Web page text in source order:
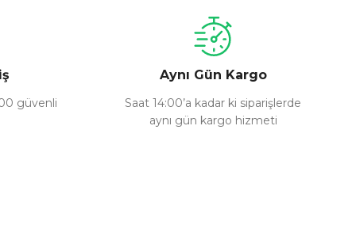
güvenli
Aynı Gün Kargo
Saat 14:00’a kadar ki siparişlerde
aynı gün kargo hizmeti